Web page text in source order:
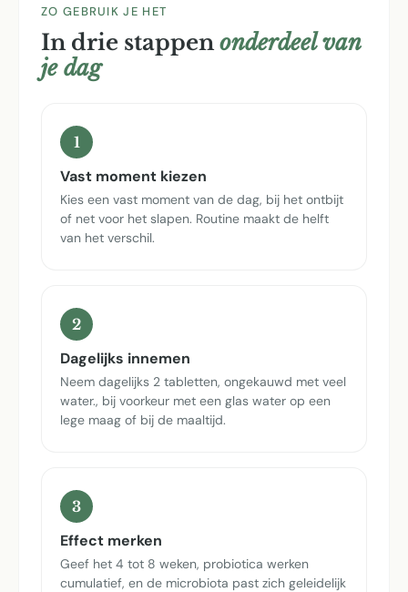
ZO GEBRUIK JE HET
In drie stappen onderdeel van
je dag
1
Vast moment kiezen
Kies een vast moment van de dag, bij het ontbijt
of net voor het slapen. Routine maakt de helft
van het verschil.
2
Dagelijks innemen
Neem dagelijks 2 tabletten, ongekauwd met veel
water., bij voorkeur met een glas water op een
lege maag of bij de maaltijd.
3
Effect merken
Geef het 4 tot 8 weken, probiotica werken
cumulatief, en de microbiota past zich geleidelijk